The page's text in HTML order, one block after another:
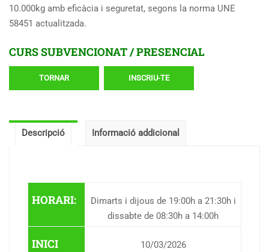
10.000kg amb eficàcia i seguretat, segons la norma UNE
58451 actualitzada.
CURS SUBVENCIONAT / PRESENCIAL
TORNAR INSCRIU-TE
Descripció Informació addicional
HORARI:
Dimarts i dijous de 19:00h a 21:30h i
dissabte de 08:30h a 14:00h
INICI
10/03/2026